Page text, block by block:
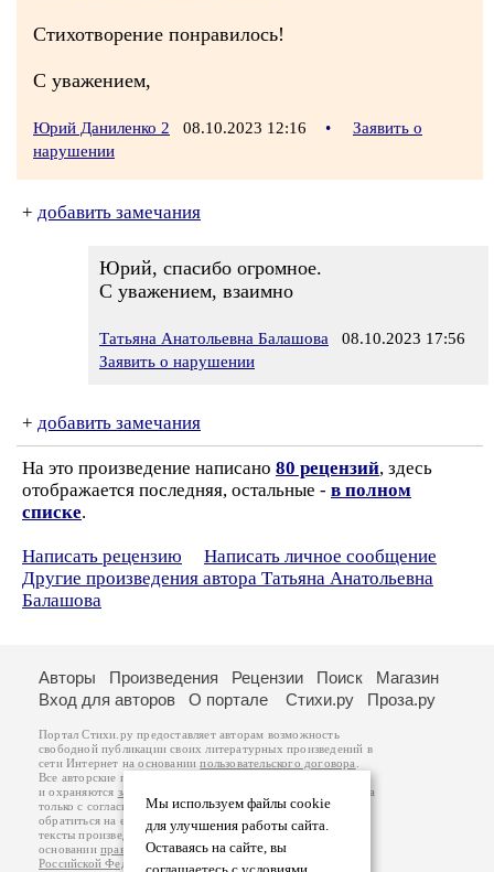
Стихотворение понравилось!
С уважением,
Юрий Даниленко 2 08.10.2023 12:16 •
Заявить о
нарушении
+ добавить замечания
Юрий, спасибо огромное.
С уважением, взаимно
Татьяна Анатольевна Балашова 08.10.2023 17:56
Заявить о нарушении
+ добавить замечания
На это произведение написано 80 рецензий, здесь
отображается последняя, остальные - в полном
списке.
Написать рецензию
Написать личное сообщение
Другие произведения автора Татьяна Анатольевна
Балашова
Мы используем файлы cookie
для улучшения работы сайта.
Оставаясь на сайте, вы
Авторы Произведения Рецензии Поиск
Магазин
Вход для авторов
О портале Стихи.ру Проза.ру
Портал Стихи.ру предоставляет авторам возможность
свободной публикации своих литературных произведений в
сети Интернет на основаниипользовательского договора
Все авторские права на произведения принадлежат авторам
и охраняются законом
. Перепечатка произведений возможна
только с согласия его автора, к которому вы можете
обратиться на его авторской странице. Ответственность за
тексты произведений авторы несут самостоятельно на
основанииправил публикацииизаконодательства
Российской Федерации